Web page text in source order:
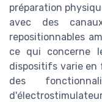
préparation
avec des
repositionnables
ce qui concerne
dispositifs varie en
des